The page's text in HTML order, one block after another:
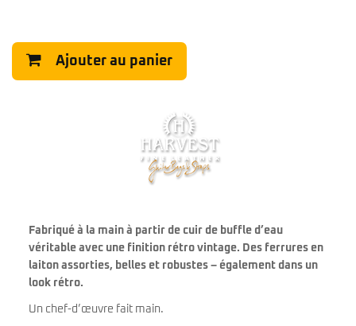
Ajouter au panier
Fabriqué à la main à partir de cuir de buffle d’eau
véritable avec une finition rétro vintage. Des ferrures en
laiton assorties, belles et robustes – également dans un
look rétro.
Un chef-d’œuvre fait main.